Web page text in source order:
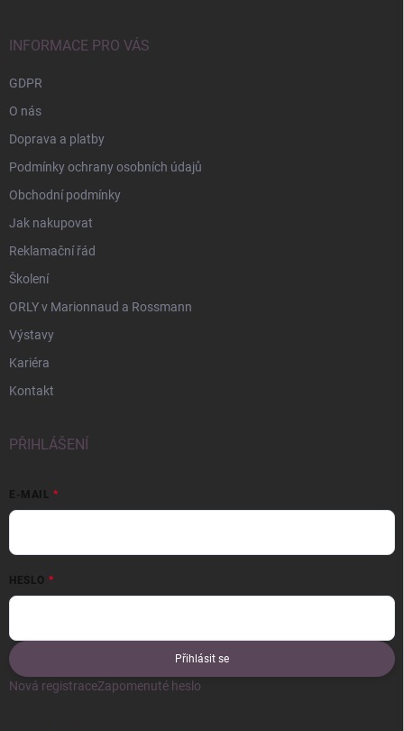
INFORMACE PRO VÁS
GDPR
O nás
Doprava a platby
Podmínky ochrany osobních údajů
Obchodní podmínky
Jak nakupovat
Reklamační řád
Školení
ORLY v Marionnaud a Rossmann
Výstavy
Kariéra
Kontakt
PŘIHLÁŠENÍ
E-MAIL
HESLO
Přihlásit se
Nová registraceZapomenuté heslo